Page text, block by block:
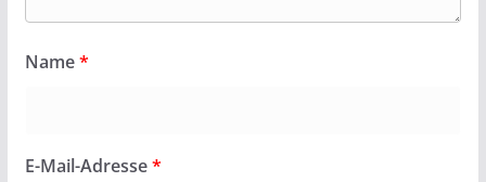
Name*
E-Mail-Adresse*